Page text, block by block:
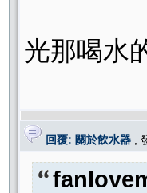
光那喝水
回覆: 關於飲水器 ,